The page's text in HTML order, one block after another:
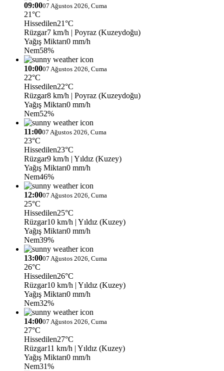
09:0007 Ağustos 2026, Cuma
21°C
Hissedilen21°C
Rüzgar7 km/h | Poyraz (Kuzeydoğu)
Yağış Miktarı0 mm/h
Nem58%
10:0007 Ağustos 2026, Cuma
22°C
Hissedilen22°C
Rüzgar8 km/h | Poyraz (Kuzeydoğu)
Yağış Miktarı0 mm/h
Nem52%
11:0007 Ağustos 2026, Cuma
23°C
Hissedilen23°C
Rüzgar9 km/h | Yıldız (Kuzey)
Yağış Miktarı0 mm/h
Nem46%
12:0007 Ağustos 2026, Cuma
25°C
Hissedilen25°C
Rüzgar10 km/h | Yıldız (Kuzey)
Yağış Miktarı0 mm/h
Nem39%
13:0007 Ağustos 2026, Cuma
26°C
Hissedilen26°C
Rüzgar10 km/h | Yıldız (Kuzey)
Yağış Miktarı0 mm/h
Nem32%
14:0007 Ağustos 2026, Cuma
27°C
Hissedilen27°C
Rüzgar11 km/h | Yıldız (Kuzey)
Yağış Miktarı0 mm/h
Nem31%